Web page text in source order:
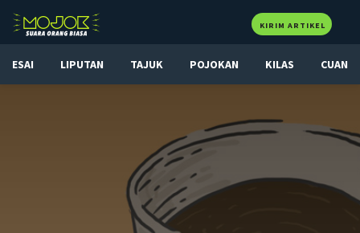
KIRIM ARTIKEL
ESAI LIPUTAN TAJUK POJOKAN KILAS CUAN